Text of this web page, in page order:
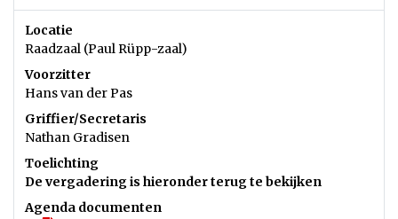
Locatie
Raadzaal (Paul Rüpp-zaal)
Voorzitter
Hans van der Pas
Griffier/Secretaris
Nathan Gradisen
Toelichting
De vergadering is hieronder terug te bekijken
Agenda documenten